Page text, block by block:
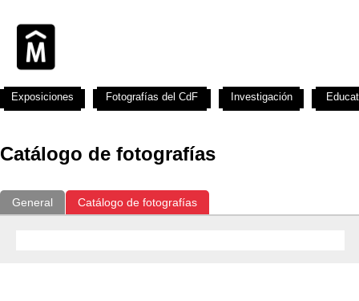
Catálogo de fotografías
General Catálogo de fotografías
Exposiciones Fotografías del CdF Investigación